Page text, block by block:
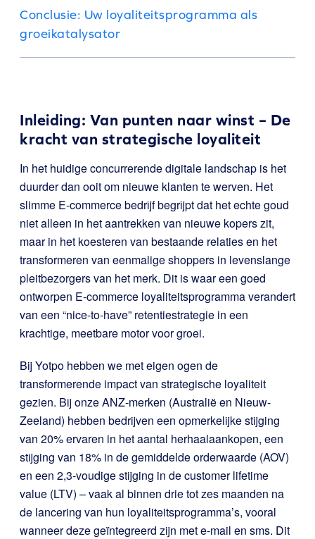
Conclusie: Uw loyaliteitsprogramma als
groeikatalysator
Inleiding: Van punten naar winst – De
kracht van strategische loyaliteit
In het huidige concurrerende digitale landschap is het
duurder dan ooit om nieuwe klanten te werven. Het
slimme E-commerce bedrijf begrijpt dat het echte goud
niet alleen in het aantrekken van nieuwe kopers zit,
maar in het koesteren van bestaande relaties en het
transformeren van eenmalige shoppers in levenslange
pleitbezorgers van het merk. Dit is waar een goed
ontworpen E-commerce loyaliteitsprogramma verandert
van een “nice-to-have” retentiestrategie in een
krachtige, meetbare motor voor groei.
Bij Yotpo hebben we met eigen ogen de
transformerende impact van strategische loyaliteit
gezien. Bij onze ANZ-merken (Australië en Nieuw-
Zeeland) hebben bedrijven een opmerkelijke stijging
van 20% ervaren in het aantal herhaalaankopen, een
stijging van 18% in de gemiddelde orderwaarde (AOV)
en een 2,3-voudige stijging in de customer lifetime
value (LTV) – vaak al binnen drie tot zes maanden na
de lancering van hun loyaliteitsprogramma’s, vooral
wanneer deze geïntegreerd zijn met e-mail en sms. Dit